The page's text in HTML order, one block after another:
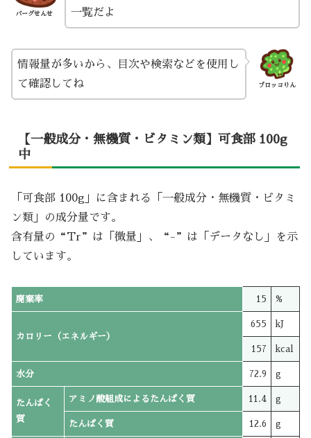
バーグせんせ
一覧だよ
ブロッコりん
情報量が多いから、目次や検索などを使用し
て確認してね
【一般成分・無機質・ビタミン類】可食部 100g
中
「可食部 100g」に含まれる「一般成分・無機質・ビタミ
ン類」の成分量です。
含有量の“Tr”は「微量」、“-”は「データなし」を示
しています。
廃棄率 15 %
カロリー（エネルギー）
655 kJ
157 kcal
水分 72.9 g
たんぱく
質
アミノ酸組成によるたんぱく質 11.4 g
たんぱく質 12.6 g